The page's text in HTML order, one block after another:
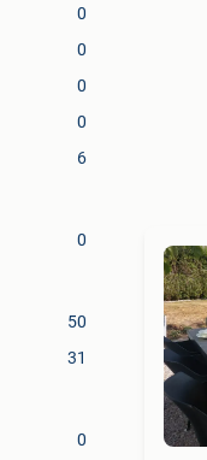
0
0
0
0
6
0
50
31
0